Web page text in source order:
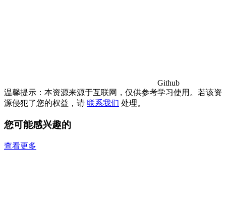
Github
温馨提示：本资源来源于互联网，仅供参考学习使用。若该资
源侵犯了您的权益，请 联系我们 处理。
您可能感兴趣的
查看更多